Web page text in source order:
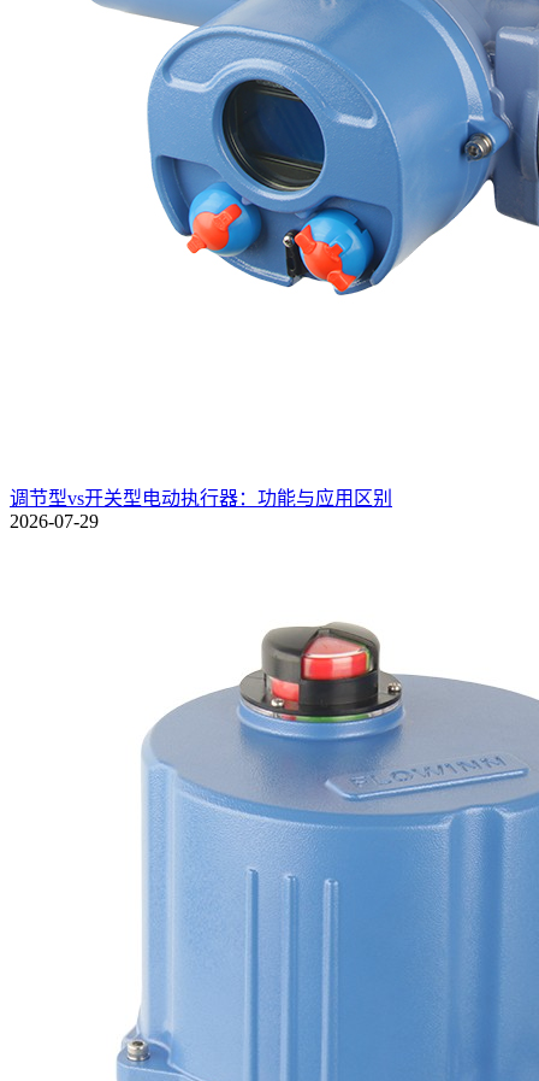
调节型vs开关型电动执行器：功能与应用区别
2026-07-29